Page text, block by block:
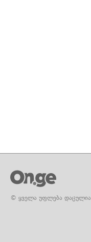
© ყველა უფლება დაცულია